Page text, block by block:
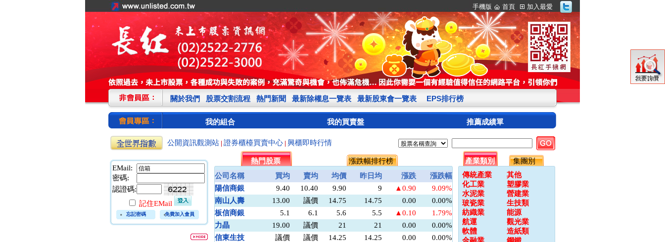
手機版 首頁 加入最愛
關於我們 股票交割流程 熱門新聞 最新除權息一覽表 最新股東會一覽表 EPS排行榜
我的組合 我的買賣盤 推薦成績單
公開資訊觀測站 證券櫃檯買賣中心 興櫃即時行情
EMail:
密碼:
認證碼:
記住EMail
忘記密碼 免費加入會員
熱門股票
漲跌幅排行榜
公司名稱
買均 賣均 均價 昨日均 漲跌
漲跌幅
陽信商銀
9.40 10.40 9.90 9 ▲0.90
9.09%
南山人壽
13.00 議價 14.75 14.75 0.00
0.00%
板信商銀
5.1 6.1 5.6 5.5 ▲0.10
1.79%
力晶
19.00 議價 21 21 0.00
0.00%
信東生技
議價 議價 14.25 14.25 0.00
0.00%
產業類別
集團別
傳統產業
其他
化工業
塑膠業
水泥業
營建業
玻瓷業
生技類
紡織業
能源
航運
觀光業
軟體
造紙類